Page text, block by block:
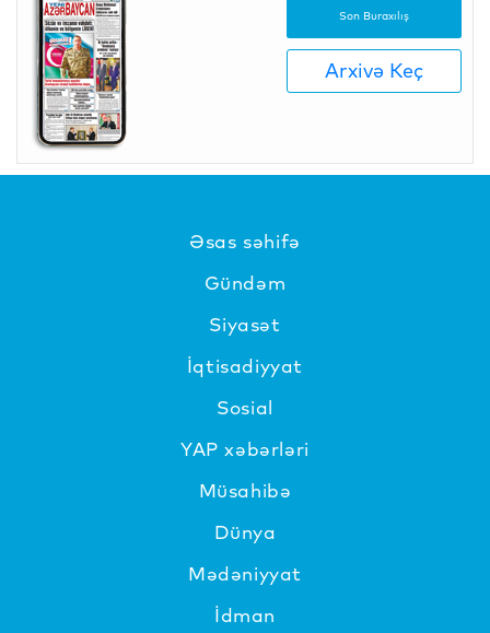
Son Buraxılış
Arxivə Keç
Əsas səhifə
Gündəm
Siyasət
İqtisadiyyat
Sosial
YAP xəbərləri
Müsahibə
Dünya
Mədəniyyat
İdman